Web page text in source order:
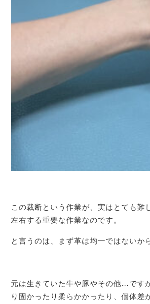
この裁断という作業が、実はとても難
左右する重要な作業なのです。
と言うのは、まず革は均一ではないか
元は生きていた牛や豚やその他…です
り固かったり柔らかかったり、個体差